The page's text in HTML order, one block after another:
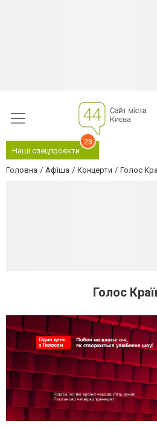
Наші спецпроєкти
23
Головна Афіша Концерти Голос
Голос